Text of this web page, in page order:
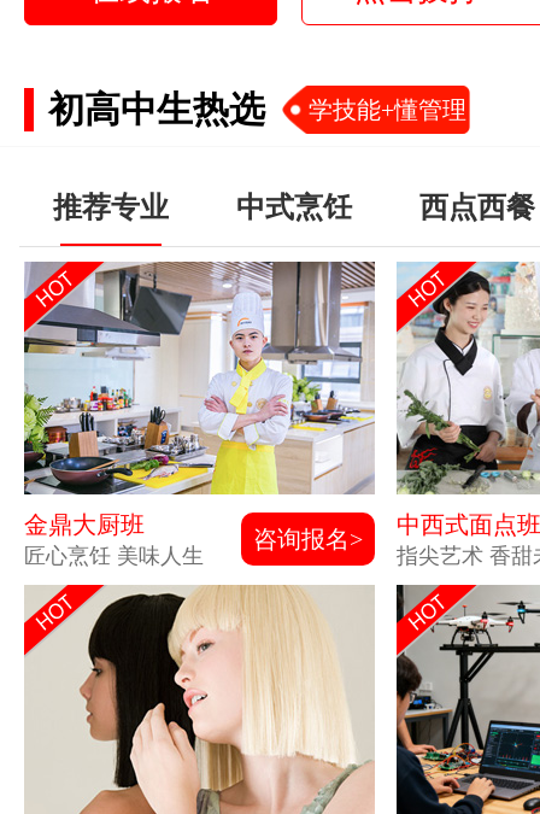
初高中生热选 学技能+懂管理
推荐专业 中式烹饪 西点西餐
金鼎大厨班
匠心烹饪 美味人生
咨询报名>
中西式面点班
指尖艺术 香甜